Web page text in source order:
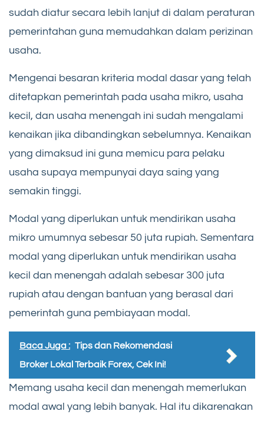
sudah diatur secara lebih lanjut di dalam peraturan
pemerintahan guna memudahkan dalam perizinan
usaha.
Mengenai besaran kriteria modal dasar yang telah
ditetapkan pemerintah pada usaha mikro, usaha
kecil, dan usaha menengah ini sudah mengalami
kenaikan jika dibandingkan sebelumnya. Kenaikan
yang dimaksud ini guna memicu para pelaku
usaha supaya mempunyai daya saing yang
semakin tinggi.
Modal yang diperlukan untuk mendirikan usaha
mikro umumnya sebesar 50 juta rupiah. Sementara
modal yang diperlukan untuk mendirikan usaha
kecil dan menengah adalah sebesar 300 juta
rupiah atau dengan bantuan yang berasal dari
pemerintah guna pembiayaan modal.
Baca Juga : Tips dan Rekomendasi
Broker Lokal Terbaik Forex, Cek Ini!
Memang usaha kecil dan menengah memerlukan
modal awal yang lebih banyak. Hal itu dikarenakan